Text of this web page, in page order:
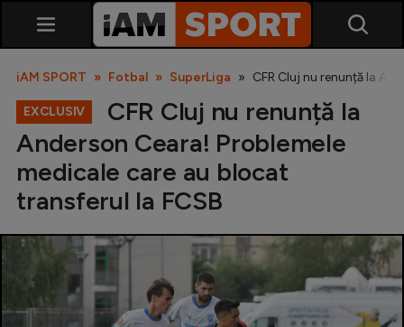
SuperLiga
Cupa României
iAM SPORT Fotbal SuperLiga CFR Cluj nu renunță la
EXCLUSIV
CFR Cluj nu renunță la
Anderson Ceara! Problemele
medicale care au blocat
transferul la FCSB